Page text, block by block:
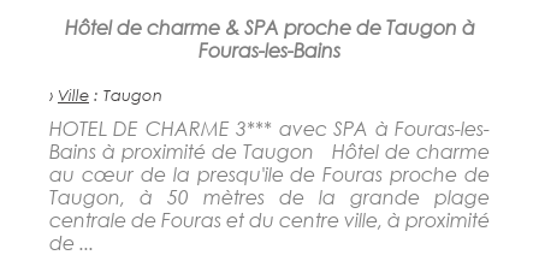
Hôtel de charme & SPA proche de Taugon à
Fouras-les-Bains
› Ville : Taugon
HOTEL DE CHARME 3*** avec SPA à Fouras-les-
Bains à proximité de Taugon Hôtel de charme
au cœur de la presqu'ile de Fouras proche de
Taugon, à 50 mètres de la grande plage
centrale de Fouras et du centre ville, à proximité
de ...